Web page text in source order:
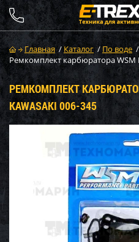
Главная / Каталог / По воде /
Ремкомплект карбюратора WSM
РЕМКОМПЛЕКТ
KAWASAKI 006-345